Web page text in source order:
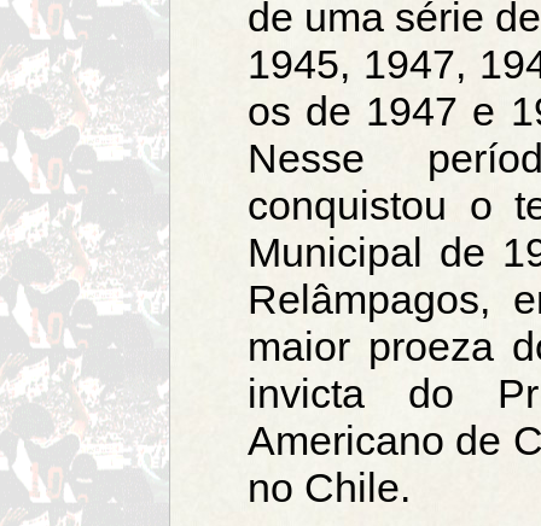
de uma série
1945, 1947,
os de 1947 e
Nesse
conquistou o
Municipal de
Relâmpagos,
maior proeza
invicta do
Americano de
no Chile.